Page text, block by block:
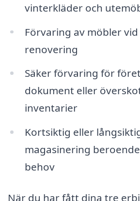
vinterkläder och
Förvaring av möbler
renovering
Säker förvaring för
dokument eller
inventarier
Kortsiktig eller
magasinering
behov
När du har fått dina tre